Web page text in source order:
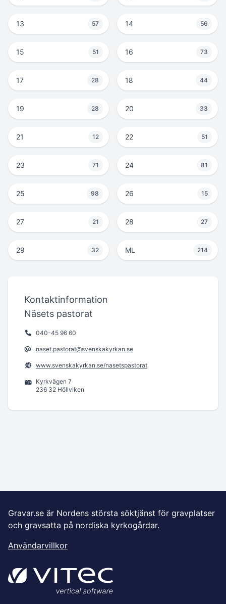
13 57 14 56
15 51 16 73
17 28 18 44
19 28 20 33
21 12 22 51
23 71 24 81
25 98 26 15
27 21 28 27
29 32 ML 214
Kontaktinformation
Näsets pastorat
040-45 96 60
naset.pastorat@svenskakyrkan.se
www.svenskakyrkan.se/nasetspastorat
Kyrkvägen 7
236 32 Höllviken
Gravar.se är Nordens största söktjänst för gravplatser
och gravsatta på nordiska kyrkogårdar.
Användarvillkor